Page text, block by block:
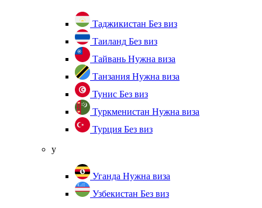
Таджикистан Без виз
Таиланд Без виз
Тайвань Нужна виза
Танзания Нужна виза
Тунис Без виз
Туркменистан Нужна виза
Турция Без виз
у
Уганда Нужна виза
Узбекистан Без виз